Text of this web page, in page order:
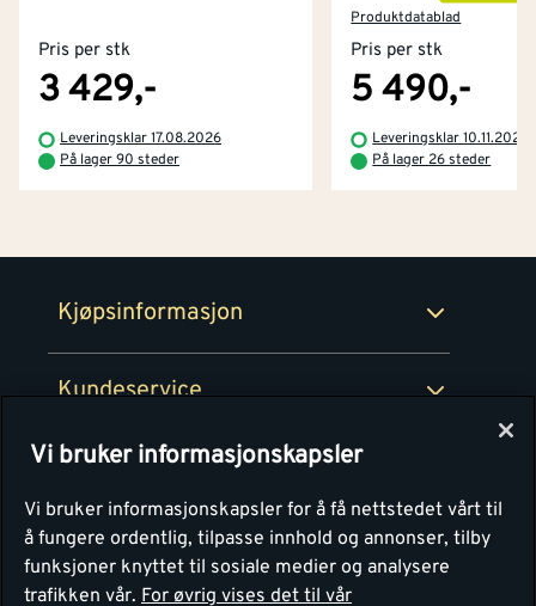
Pris per stk
3 429,-
Leveringsklar 17.08.2026
På lager 90 steder
Produktdatablad
Pris per stk
5 490,-
Leveringsklar 10.11.2026
På lager 26 steder
Kjøpsinformasjon
Kjøpsbetingelser
Retur- og angrerettsskjema
Kundeservice
Tjenester
Montér Klubb
Montér
Byggevarehus og åpningstider
Prismatch
Personvern
Vi bruker informasjonskapsler
Vi bruker informasjonskapsler for å få nettstedet vårt til
å fungere ordentlig, tilpasse innhold og annonser, tilby
funksjoner knyttet til sosiale medier og analysere
trafikken vår. For øvrig vises det til vår